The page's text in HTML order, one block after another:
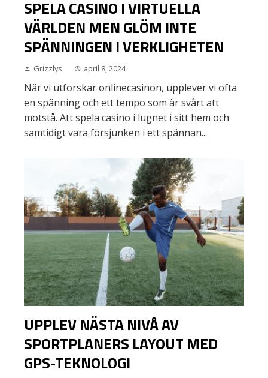
SPELA CASINO I VIRTUELLA
VÄRLDEN MEN GLÖM INTE
SPÄNNINGEN I VERKLIGHETEN
Grizzlys april 8, 2024
När vi utforskar onlinecasinon, upplever vi ofta
en spänning och ett tempo som är svårt att
motstå. Att spela casino i lugnet i sitt hem och
samtidigt vara försjunken i ett spännan...
UPPLEV NÄSTA NIVÅ AV
SPORTPLANERS LAYOUT MED
GPS-TEKNOLOGI